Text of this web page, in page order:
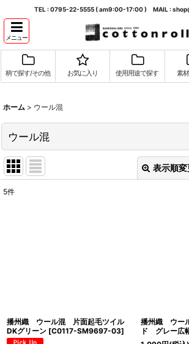
TEL : 0795-22-5555 ( am9:00-17:00 ) MAIL :
メニュー
柄で探す/その他 お気に入り 使用用途で探す 素
ホーム > ウール混
ウール混
表示順変
5件
播州織 ウール混 片面起毛ツイル
DKグリーン [C0117-SM9697-03]
播州織 ウー
ド グレー広